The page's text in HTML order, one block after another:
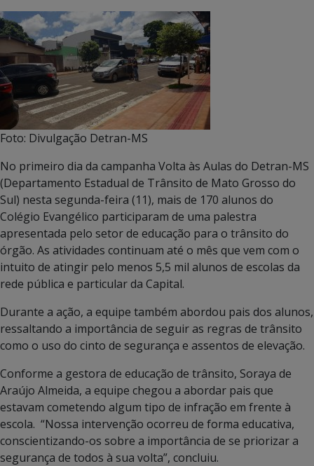
Foto: Divulgação Detran-MS
No primeiro dia da campanha Volta às Aulas do Detran-MS
(Departamento Estadual de Trânsito de Mato Grosso do
Sul) nesta segunda-feira (11), mais de 170 alunos do
Colégio Evangélico participaram de uma palestra
apresentada pelo setor de educação para o trânsito do
órgão. As atividades continuam até o mês que vem com o
intuito de atingir pelo menos 5,5 mil alunos de escolas da
rede pública e particular da Capital.
Durante a ação, a equipe também abordou pais dos alunos,
ressaltando a importância de seguir as regras de trânsito
como o uso do cinto de segurança e assentos de elevação.
Conforme a gestora de educação de trânsito, Soraya de
Araújo Almeida, a equipe chegou a abordar pais que
estavam cometendo algum tipo de infração em frente à
escola. “Nossa intervenção ocorreu de forma educativa,
conscientizando-os sobre a importância de se priorizar a
segurança de todos à sua volta”, concluiu.